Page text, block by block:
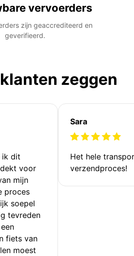
vervoerders
zijn geaccrediteerd en
geverifieerd.
zeggen
ik dit
voor
mijn
proces
soepel
tevreden
fiets van
moest
Sara
Het hele
verzendproces!